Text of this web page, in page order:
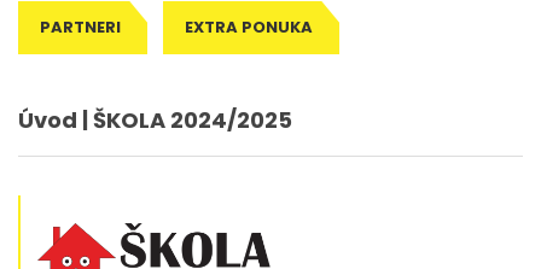
PARTNERI EXTRA PONUKA
Úvod | ŠKOLA 2024/2025